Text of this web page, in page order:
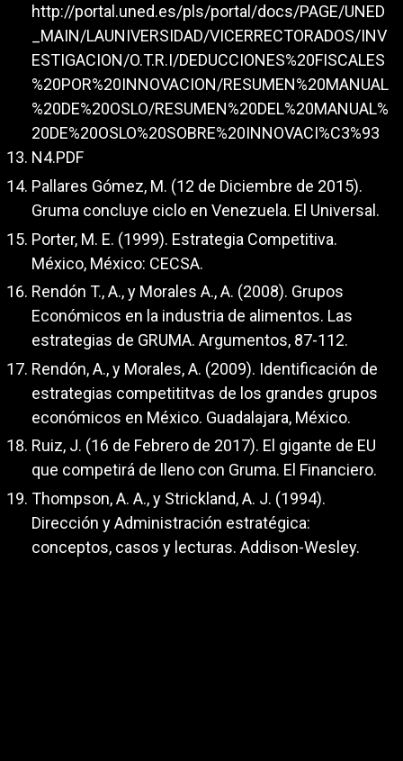
http://portal.uned.es/pls/portal/docs/PAGE/UNED
_MAIN/LAUNIVERSIDAD/VICERRECTORADOS/INV
ESTIGACION/O.T.R.I/DEDUCCIONES%20FISCALES
%20POR%20INNOVACION/RESUMEN%20MANUAL
%20DE%20OSLO/RESUMEN%20DEL%20MANUAL%
20DE%20OSLO%20SOBRE%20INNOVACI%C3%93
N4.PDF
Pallares Gómez, M. (12 de Diciembre de 2015).
Gruma concluye ciclo en Venezuela. El Universal.
Porter, M. E. (1999). Estrategia Competitiva.
México, México: CECSA.
Rendón T., A., y Morales A., A. (2008). Grupos
Económicos en la industria de alimentos. Las
estrategias de GRUMA. Argumentos, 87-112.
Rendón, A., y Morales, A. (2009). Identificación de
estrategias competititvas de los grandes grupos
económicos en México. Guadalajara, México.
Ruiz, J. (16 de Febrero de 2017). El gigante de EU
que competirá de lleno con Gruma. El Financiero.
Thompson, A. A., y Strickland, A. J. (1994).
Dirección y Administración estratégica:
conceptos, casos y lecturas. Addison-Wesley.